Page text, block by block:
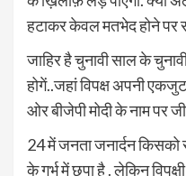
हटाकर केवल मतभेद होने पर
जाहिर है चुनावी साल के
होगें..जहां विपक्ष अपनी
ओर बीजेपी मोदी के नाम पर
24 में जनता जनार्दन किसको
के गर्भ में छुपा है . लेकिन